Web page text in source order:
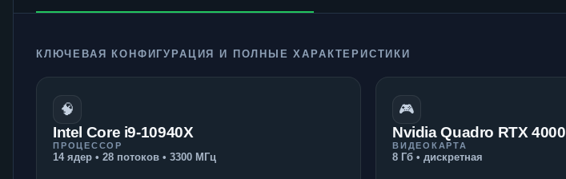
КЛЮЧЕВАЯ КОНФИГУРАЦИЯ И ПОЛНЫЕ ХАРАКТЕРИСТИКИ
🧠
Intel Core i9-10940X
ПРОЦЕССОР
14 ядер • 28 потоков • 3300 МГц
🎮
Nvidia Quadro RTX 4000
ВИДЕОКАРТА
8 Гб • дискретная